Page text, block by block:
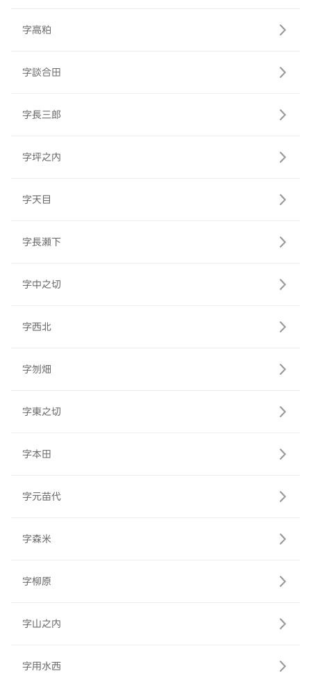
字高粕
字談合田
字長三郎
字坪之内
字天目
字長瀬下
字中之切
字西北
字刎畑
字東之切
字本田
字元苗代
字森米
字柳原
字山之内
字用水西